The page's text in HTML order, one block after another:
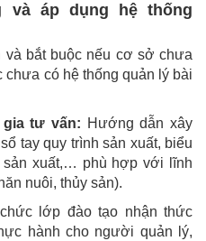
và áp dụng hệ thống
bắt buộc nếu cơ sở chưa
có hệ thống quản lý bài
tư vấn: Hướng dẫn xây
tay quy trình sản xuất, biểu
sản xuất,… phù hợp với lĩnh
nuôi, thủy sản).
lớp đào tạo nhận thức
hành cho người quản lý,